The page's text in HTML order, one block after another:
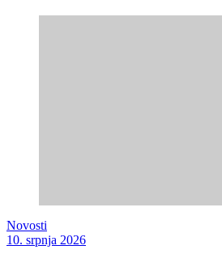
Novosti
10. srpnja 2026